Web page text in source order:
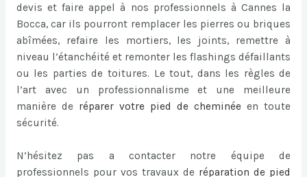
devis et faire appel à nos professionnels à Cannes la
Bocca, car ils pourront remplacer les pierres ou briques
abîmées, refaire les mortiers, les joints, remettre à
niveau l’étanchéité et remonter les flashings défaillants
ou les parties de toitures. Le tout, dans les règles de
l’art avec un professionnalisme et une meilleure
manière de réparer votre pied de cheminée en toute
sécurité.
N’hésitez pas a contacter notre équipe de
professionnels pour vos travaux de réparation de pied